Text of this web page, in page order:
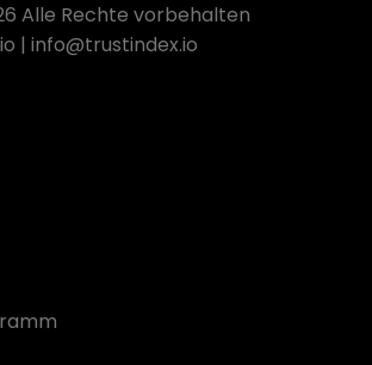
Alle Rechte vorbehalten
| info@trustindex.io